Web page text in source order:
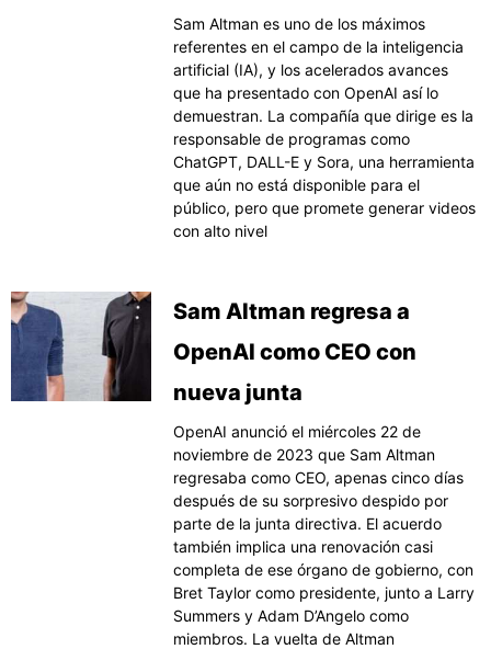
Sam Altman es uno de los máximos
referentes en el campo de la inteligencia
artificial (IA), y los acelerados avances
que ha presentado con OpenAI así lo
demuestran. La compañía que dirige es la
responsable de programas como
ChatGPT, DALL-E y Sora, una herramienta
que aún no está disponible para el
público, pero que promete generar videos
con alto nivel
Sam Altman regresa a
OpenAI como CEO con
nueva junta
OpenAI anunció el miércoles 22 de
noviembre de 2023 que Sam Altman
regresaba como CEO, apenas cinco días
después de su sorpresivo despido por
parte de la junta directiva. El acuerdo
también implica una renovación casi
completa de ese órgano de gobierno, con
Bret Taylor como presidente, junto a Larry
Summers y Adam D’Angelo como
miembros. La vuelta de Altman